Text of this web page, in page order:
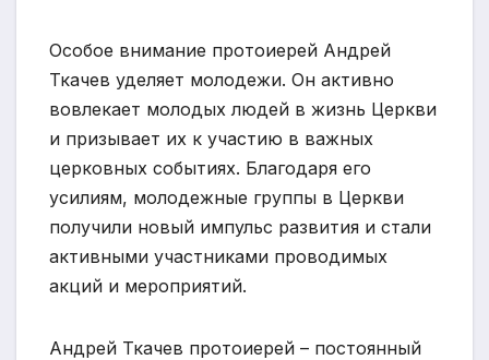
Особое внимание протоиерей Андрей
Ткачев уделяет молодежи. Он активно
вовлекает молодых людей в жизнь Церкви
и призывает их к участию в важных
церковных событиях. Благодаря его
усилиям, молодежные группы в Церкви
получили новый импульс развития и стали
активными участниками проводимых
акций и мероприятий.
Андрей Ткачев протоиерей – постоянный